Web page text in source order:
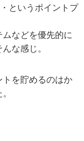
というポイントプ
などを優先的に
な感じ。
を貯めるのはか